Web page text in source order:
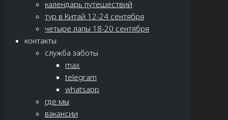
календарь путешествий
тур в Китай 12-24 сентября
четыре лапы 18-20 сентября
контакты
служба заботы
max
telegram
whatsapp
где мы
вакансии